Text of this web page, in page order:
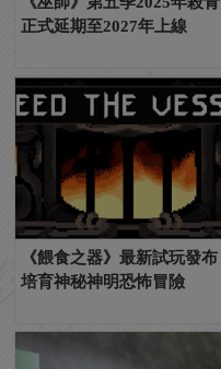
正式延期至2027年上線
《餵食之器》最新試玩發布
培育神秘神明恐怖冒險